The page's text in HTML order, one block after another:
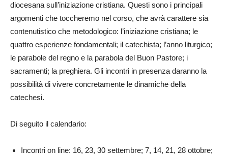
diocesana sull’iniziazione cristiana. Questi sono i principali
argomenti che toccheremo nel corso, che avrà carattere sia
contenutistico che metodologico: l’iniziazione cristiana; le
quattro esperienze fondamentali; il catechista; l’anno liturgico;
le parabole del regno e la parabola del Buon Pastore; i
sacramenti; la preghiera. Gli incontri in presenza daranno la
possibilità di vivere concretamente le dinamiche della
catechesi.
Di seguito il calendario:
Incontri on line: 16, 23, 30 settembre; 7, 14, 21, 28 ottobre;